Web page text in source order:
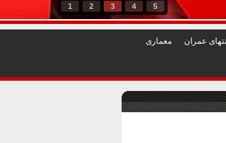
1 2 3 4 5
عمران معماری